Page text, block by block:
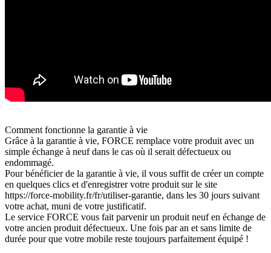
Comment fonctionne la garantie à vie
Grâce à la garantie à vie, FORCE remplace votre produit avec un
simple échange à neuf dans le cas où il serait défectueux ou
endommagé.
Pour bénéficier de la garantie à vie, il vous suffit de créer un compte
en quelques clics et d'enregistrer votre produit sur le site
https://force-mobility.fr/fr/utiliser-garantie, dans les 30 jours suivant
votre achat, muni de votre justificatif.
Le service FORCE vous fait parvenir un produit neuf en échange de
votre ancien produit défectueux. Une fois par an et sans limite de
durée pour que votre mobile reste toujours parfaitement équipé !